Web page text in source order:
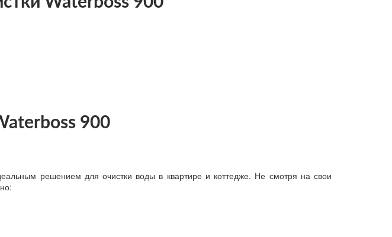
900
решением для очистки воды в квартире и коттедже. Не смотря на свои